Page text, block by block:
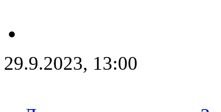
29.9.2023, 13:00